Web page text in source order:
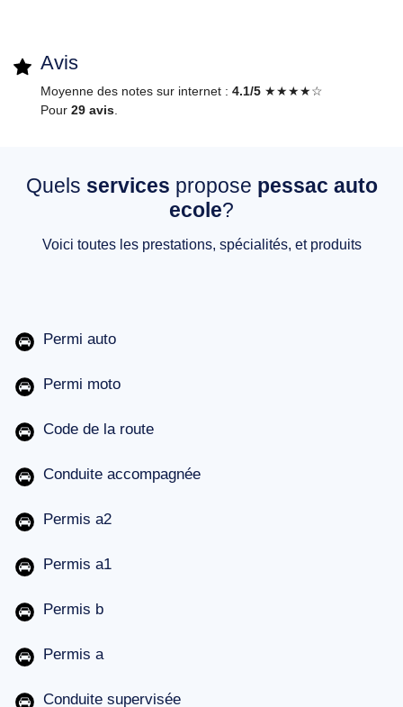
Avis
Moyenne des notes sur internet : 4.1/5 ★★★★☆
Pour 29 avis
Quels services propose pessac auto
ecole?
Voici toutes les prestations, spécialités, et produits
Permi auto
Permi moto
Code de la route
Conduite accompagnée
Permis a2
Permis a1
Permis b
Permis a
Conduite supervisée